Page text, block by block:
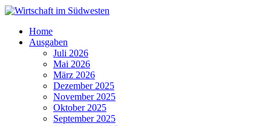
Wirtschaft im Südwesten
Home
Ausgaben
Juli 2026
Mai 2026
März 2026
Dezember 2025
November 2025
Oktober 2025
September 2025